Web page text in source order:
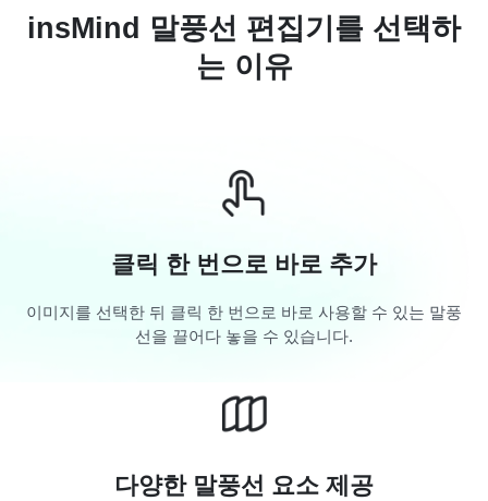
insMind 말풍선 편집기를 선택하
는 이유
클릭 한 번으로 바로 추가
이미지를 선택한 뒤 클릭 한 번으로 바로 사용할 수 있는 말풍
선을 끌어다 놓을 수 있습니다.
다양한 말풍선 요소 제공